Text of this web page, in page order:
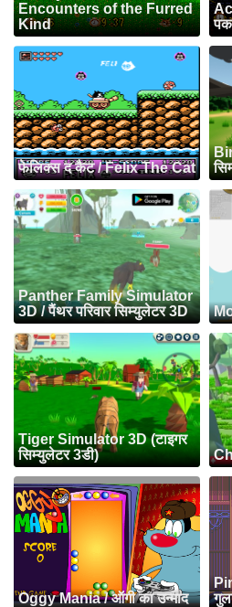
Encounters of the Furred
Kind
फेलिक्स द कैट / Felix The Cat
Panther Family Simulator
3D / पैंथर परिवार सिम्युलेटर 3D
Tiger Simulator 3D (टाइगर
सिम्युलेटर 3डी)
Oggy Mania / ऑगी का उन्माद